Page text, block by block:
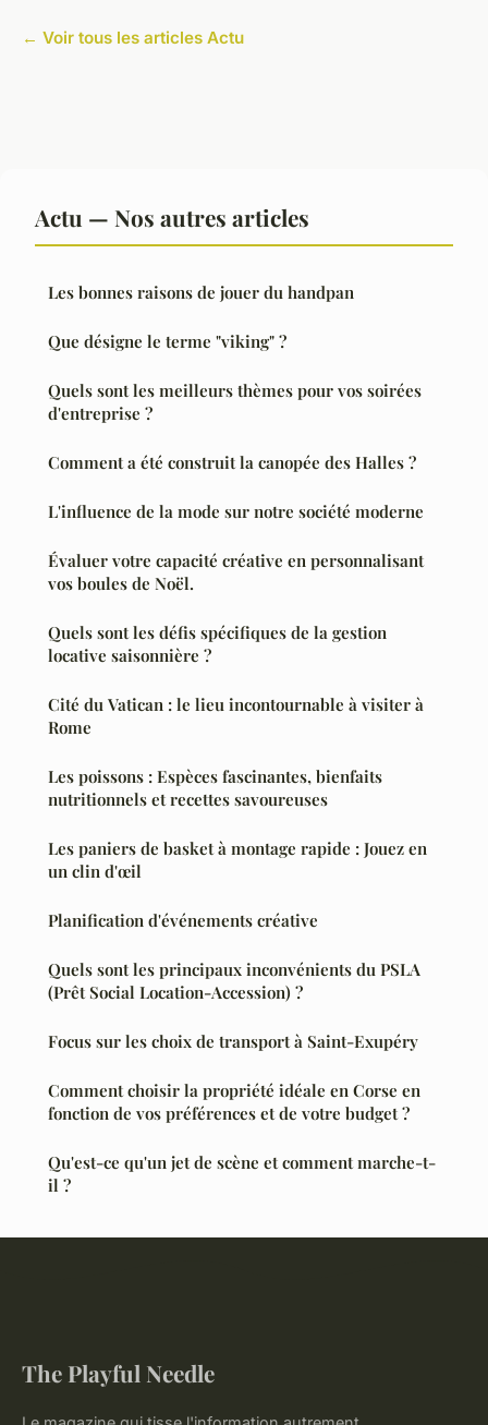
← Voir tous les articles Actu
Actu — Nos autres articles
Les bonnes raisons de jouer du handpan
Que désigne le terme "viking" ?
Quels sont les meilleurs thèmes pour vos soirées
d'entreprise ?
Comment a été construit la canopée des Halles ?
L'influence de la mode sur notre société moderne
Évaluer votre capacité créative en personnalisant
vos boules de Noël.
Quels sont les défis spécifiques de la gestion
locative saisonnière ?
Cité du Vatican : le lieu incontournable à visiter à
Rome
Les poissons : Espèces fascinantes, bienfaits
nutritionnels et recettes savoureuses
Les paniers de basket à montage rapide : Jouez en
un clin d'œil
Planification d'événements créative
Quels sont les principaux inconvénients du PSLA
(Prêt Social Location-Accession) ?
Focus sur les choix de transport à Saint-Exupéry
Comment choisir la propriété idéale en Corse en
fonction de vos préférences et de votre budget ?
Qu'est-ce qu'un jet de scène et comment marche-t-
il ?
The Playful Needle